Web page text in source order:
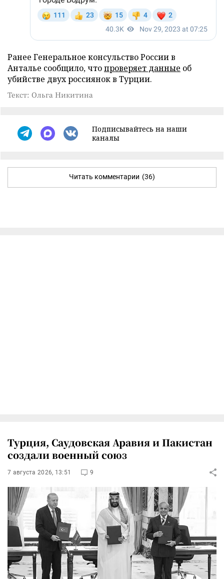
Ранее Генеральное консульство России в
Анталье сообщило, чтопроверяет данные об
убийстве двух россиянок в Турции.
Текст: Ольга Никитина
Подписывайтесь на наши
каналы
Читать комментарии (36)
Турция, Саудовская Аравия и Пакистан
создали военный союз
7 августа 2026, 13:51 9